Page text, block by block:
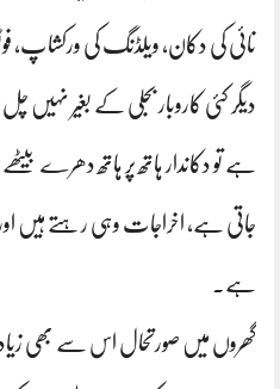
نائی کی دکان، ویلڈنگ کی ورکشاپ،
دیگر کئی کاروبار بجلی کے بغیر نہیں
ہے تو دکاندار ہاتھ پر ہاتھ دھرے
جاتی ہے، اخراجات وہی رہتے ہیں اور
ہے۔
گھروں میں صورتحال اس سے بھی